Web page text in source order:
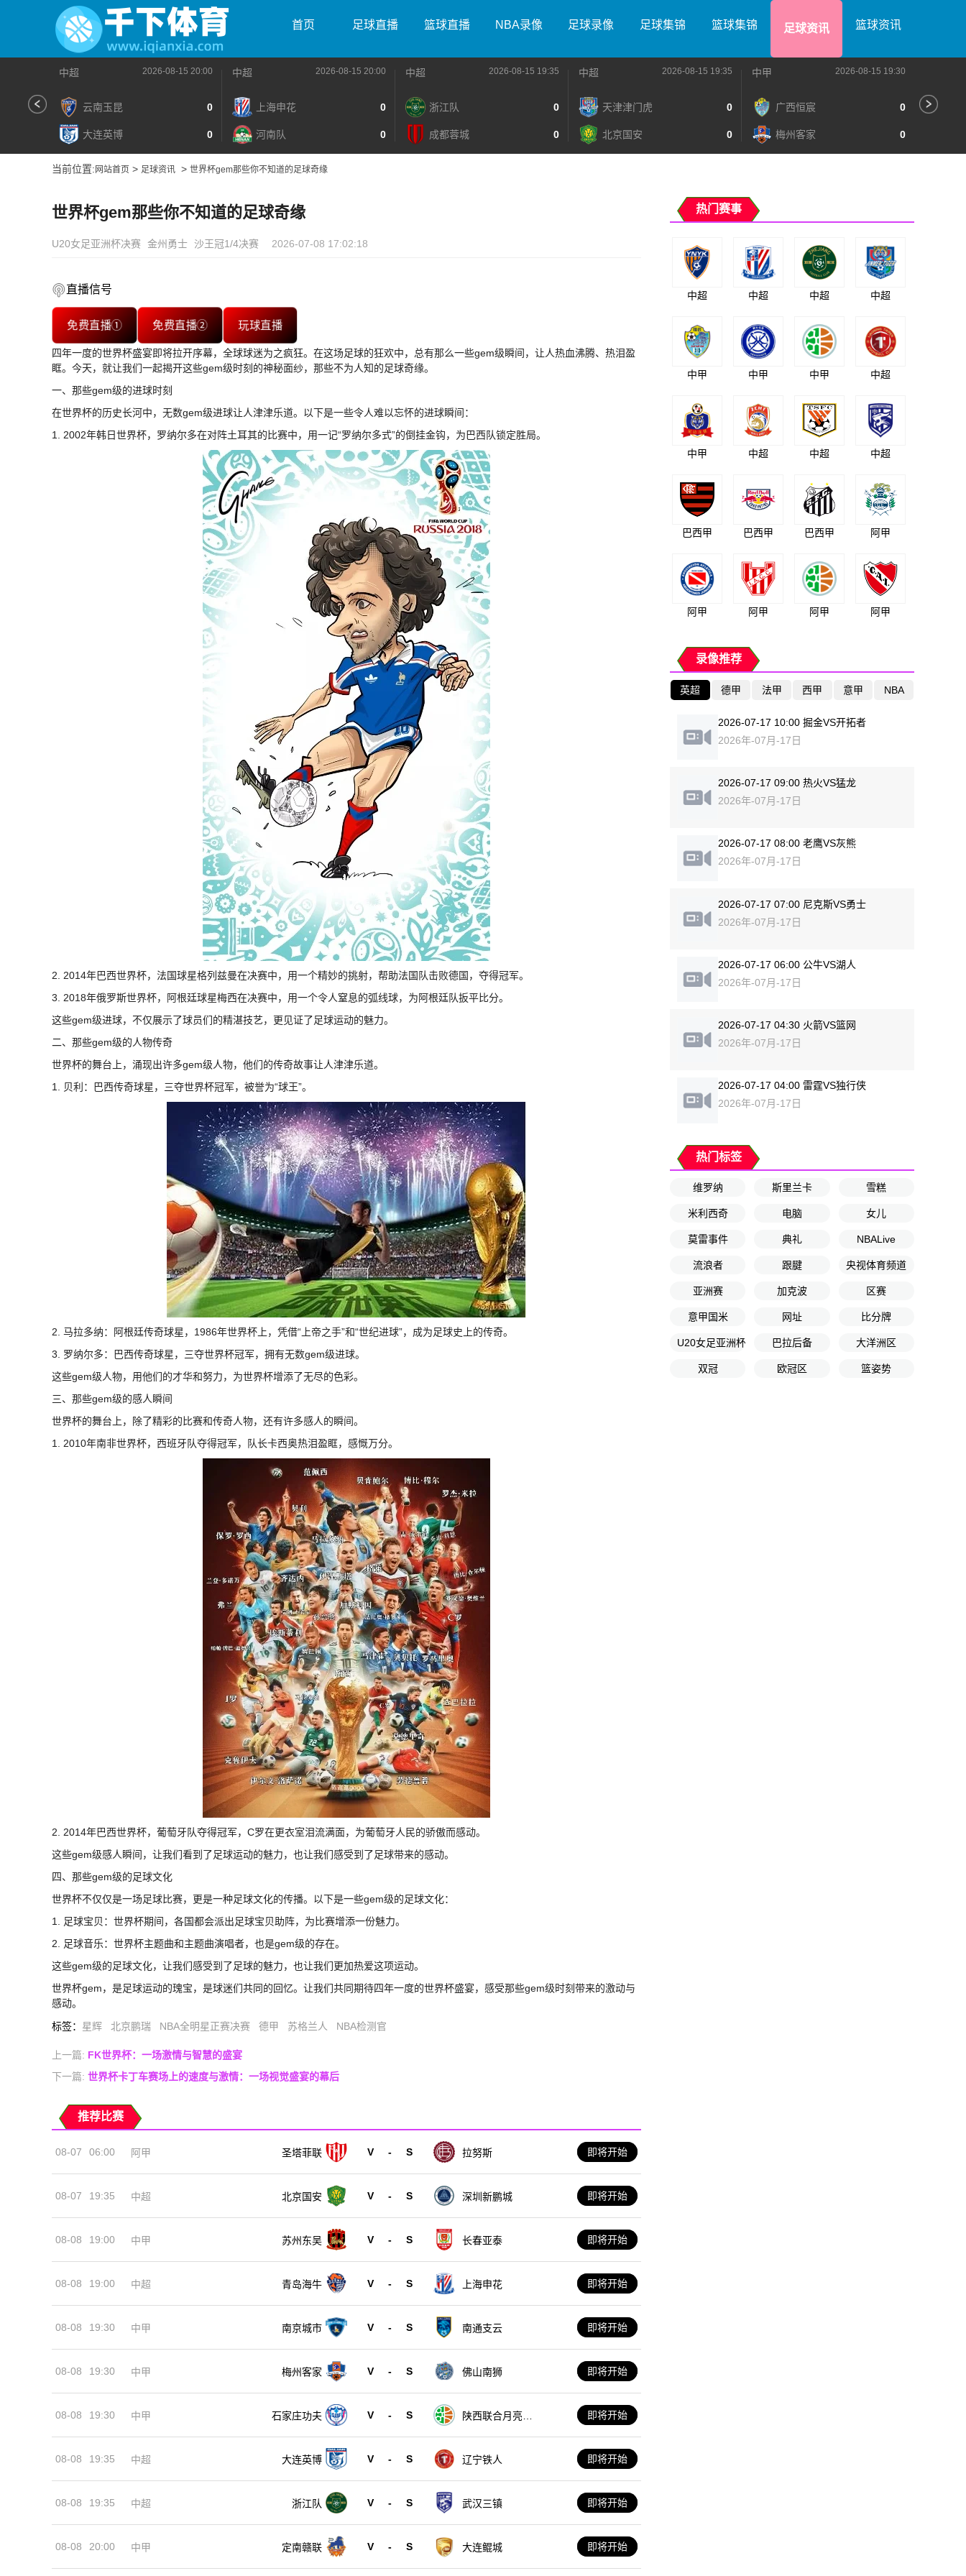
首页 足球直播 篮球直播 NBA录像 足球录像 足球集锦 篮球集锦 足球资讯 篮球资讯
中超 2026-08-15 20:00
云南玉昆 0
大连英博 0
中超 2026-08-15 20:00
上海申花 0
河南队 0
中超 2026-08-15 19:35
浙江队 0
成都蓉城 0
中超 2026-08-15 19:35
天津津门虎 0
北京国安 0
中甲 2026-08-15 19:30
广西恒宸 0
梅州客家 0
当前位置: 网站首页 > 足球资讯 > 世界杯gem那些你不知道的足球奇缘
世界杯gem那些你不知道的足球奇缘
U20女足亚洲杯决赛 金州勇士 沙王冠1/4决赛 2026-07-08 17:02:18
直播信号
免费直播① 免费直播② 玩球直播
四年一度的世界杯盛宴即将拉开序幕，全球球迷为之疯狂。在这场足球的狂欢中，总有那么一些gem级瞬间，让人热血沸腾、热泪盈
眶。今天，就让我们一起揭开这些gem级时刻的神秘面纱，那些不为人知的足球奇缘。
一、那些gem级的进球时刻
在世界杯的历史长河中，无数gem级进球让人津津乐道。以下是一些令人难以忘怀的进球瞬间：
1. 2002年韩日世界杯，罗纳尔多在对阵土耳其的比赛中，用一记“罗纳尔多式”的倒挂金钩，为巴西队锁定胜局。
2. 2014年巴西世界杯，法国球星格列兹曼在决赛中，用一个精妙的挑射，帮助法国队击败德国，夺得冠军。
3. 2018年俄罗斯世界杯，阿根廷球星梅西在决赛中，用一个令人窒息的弧线球，为阿根廷队扳平比分。
这些gem级进球，不仅展示了球员们的精湛技艺，更见证了足球运动的魅力。
二、那些gem级的人物传奇
世界杯的舞台上，涌现出许多gem级人物，他们的传奇故事让人津津乐道。
1. 贝利：巴西传奇球星，三夺世界杯冠军，被誉为“球王”。
2. 马拉多纳：阿根廷传奇球星，1986年世界杯上，凭借“上帝之手”和“世纪进球”，成为足球史上的传奇。
3. 罗纳尔多：巴西传奇球星，三夺世界杯冠军，拥有无数gem级进球。
这些gem级人物，用他们的才华和努力，为世界杯增添了无尽的色彩。
三、那些gem级的感人瞬间
世界杯的舞台上，除了精彩的比赛和传奇人物，还有许多感人的瞬间。
1. 2010年南非世界杯，西班牙队夺得冠军，队长卡西奥热泪盈眶，感慨万分。
2. 2014年巴西世界杯，葡萄牙队夺得冠军，C罗在更衣室泪流满面，为葡萄牙人民的骄傲而感动。
这些gem级感人瞬间，让我们看到了足球运动的魅力，也让我们感受到了足球带来的感动。
四、那些gem级的足球文化
世界杯不仅仅是一场足球比赛，更是一种足球文化的传播。以下是一些gem级的足球文化：
1. 足球宝贝：世界杯期间，各国都会派出足球宝贝助阵，为比赛增添一份魅力。
2. 足球音乐：世界杯主题曲和主题曲演唱者，也是gem级的存在。
这些gem级的足球文化，让我们感受到了足球的魅力，也让我们更加热爱这项运动。
世界杯gem，是足球运动的瑰宝，是球迷们共同的回忆。让我们共同期待四年一度的世界杯盛宴，感受那些gem级时刻带来的激动与
感动。
标签： 星辉 北京鹏瑞 NBA全明星正赛决赛 德甲 苏格兰人 NBA检测官
上一篇: FK世界杯：一场激情与智慧的盛宴
下一篇: 世界杯卡丁车赛场上的速度与激情：一场视觉盛宴的幕后
推荐比赛
08-07 06:00 阿甲 圣塔菲联 V - S 拉努斯 即将开始
08-07 19:35 中超 北京国安 V - S 深圳新鹏城 即将开始
08-08 19:00 中甲 苏州东吴 V - S 长春亚泰 即将开始
08-08 19:00 中超 青岛海牛 V - S 上海申花 即将开始
08-08 19:30 中甲 南京城市 V - S 南通支云 即将开始
08-08 19:30 中甲 梅州客家 V - S 佛山南狮 即将开始
08-08 19:30 中甲 石家庄功夫 V - S
陕西联合月亮泊
即将开始
08-08 19:35 中超 大连英博 V - S 辽宁铁人 即将开始
08-08 19:35 中超 浙江队 V - S 武汉三镇 即将开始
08-08 20:00 中甲 定南赣联 V - S 大连鲲城 即将开始
热门赛事
中超 中超 中超 中超
中甲 中甲 中甲 中超
中甲 中超 中超 中超
巴西甲 巴西甲 巴西甲 阿甲
阿甲 阿甲 阿甲 阿甲
录像推荐
英超 德甲 法甲 西甲 意甲 NBA
2026-07-17 10:00 掘金VS开拓者
2026年-07月-17日
2026-07-17 09:00 热火VS猛龙
2026年-07月-17日
2026-07-17 08:00 老鹰VS灰熊
2026年-07月-17日
2026-07-17 07:00 尼克斯VS勇士
2026年-07月-17日
2026-07-17 06:00 公牛VS湖人
2026年-07月-17日
2026-07-17 04:30 火箭VS篮网
2026年-07月-17日
2026-07-17 04:00 雷霆VS独行侠
2026年-07月-17日
热门标签
维罗纳 斯里兰卡 雪糕
米利西奇 电脑 女儿
莫雷事件 典礼 NBALive
流浪者 跟腱 央视体育频道
亚洲赛 加克波 区赛
意甲国米 网址 比分牌
U20女足亚洲杯决赛 巴拉后备 大洋洲区
双冠 欧冠区 篮姿势